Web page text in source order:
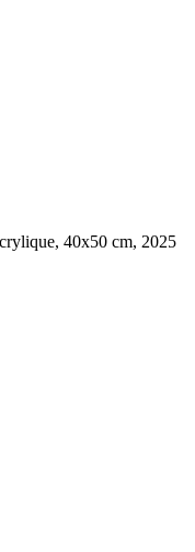
40x50 cm, 2025